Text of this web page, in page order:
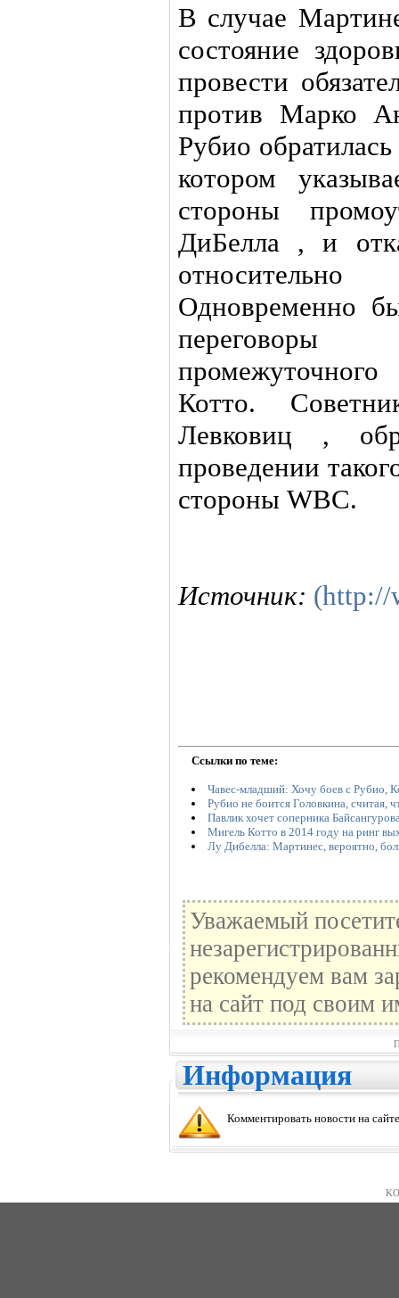
В случае
состояние
провести
против Марко
Рубио
котором
стороны
ДиБелла , и
Одновременно
Котто.
Левковиц ,
проведении
стороны WBC.
Источник: (http://
Ссылки по теме:
Чавес-младший: Хочу боев с Рубио,
Рубио не боится Головкина, считая,
Павлик хочет соперника
Мигель Котто в 2014 году на ринг
Лу Дибелла: Мартинес, вероятно,
Уважаемый
рекомендуем вам
на сайт под своим
Информация
Комментировать новости на